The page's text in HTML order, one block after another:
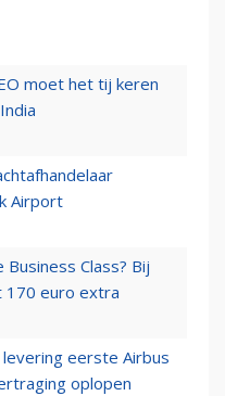
moet het tij keren
Airport
Class? Bij
170 euro extra
eerste Airbus
oplopen